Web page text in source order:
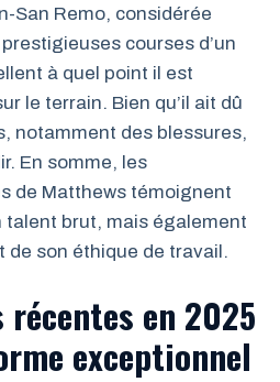
San Remo, considérée
courses d’un
à quel point il est
le terrain. Bien qu’il ait dû
notamment des blessures,
En somme, les
de Matthews témoignent
talent brut, mais également
de son éthique de travail.
récentes en 2025
exceptionnel